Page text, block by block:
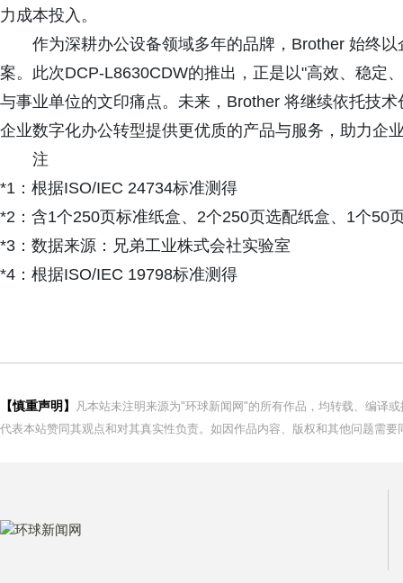
力成本投入。
作为深耕办公设备领域多年的品牌，Brother 始终
案。此次DCP-L8630CDW的推出，正是以"高效、稳定
与事业单位的文印痛点。未来，Brother 将继续依托技
企业数字化办公转型提供更优质的产品与服务，助力企
注
*1：根据ISO/IEC 24734标准测得
*2：含1个250页标准纸盒、2个250页选配纸盒、1个50
*3：数据来源：兄弟工业株式会社实验室
*4：根据ISO/IEC 19798标准测得
【慎重声明】
凡本站未注明来源为"环球新闻网"的所有作品，均转载、编译
代表本站赞同其观点和对其真实性负责。如因作品内容、版权和其他问题需